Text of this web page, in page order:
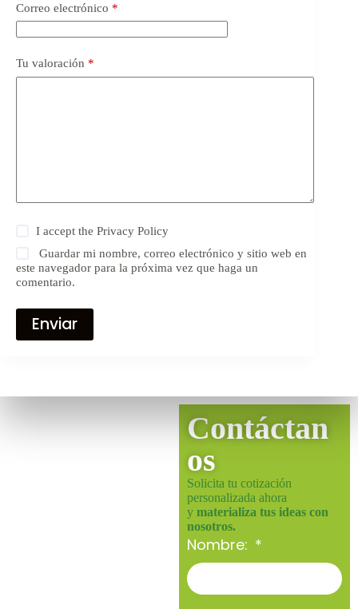
Correo electrónico *
Tu valoración *
I accept thePrivacy Policy
Guardar mi nombre, correo electrónico y sitio web en
este navegador para la próxima vez que haga un
comentario.
Enviar
Contáctan
os
Solicita tu cotización
personalizada ahora
y materializa tus ideas con
nosotros.
Nombre: